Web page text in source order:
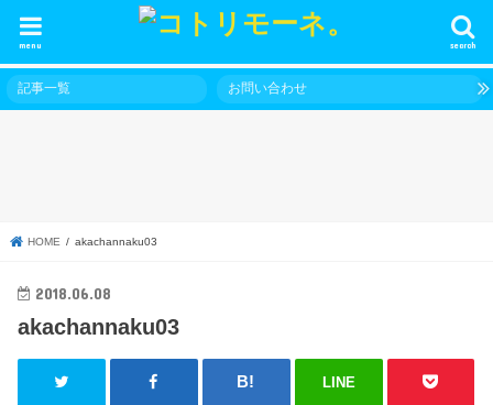
search
menu
記事一覧 お問い合わせ
HOME akachannaku03
2018.06.08
akachannaku03
LINE